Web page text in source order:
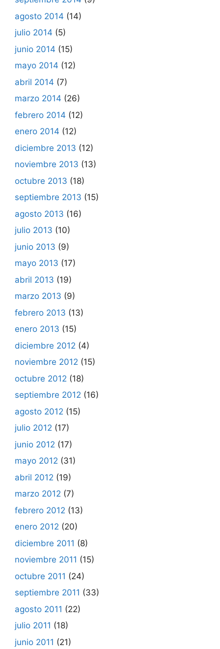
agosto 2014 (14)
julio 2014 (5)
junio 2014 (15)
mayo 2014 (12)
abril 2014 (7)
marzo 2014 (26)
febrero 2014 (12)
enero 2014 (12)
diciembre 2013 (12)
noviembre 2013 (13)
octubre 2013 (18)
septiembre 2013 (15)
agosto 2013 (16)
julio 2013 (10)
junio 2013 (9)
mayo 2013 (17)
abril 2013 (19)
marzo 2013 (9)
febrero 2013 (13)
enero 2013 (15)
diciembre 2012 (4)
noviembre 2012 (15)
octubre 2012 (18)
septiembre 2012 (16)
agosto 2012 (15)
julio 2012 (17)
junio 2012 (17)
mayo 2012 (31)
abril 2012 (19)
marzo 2012 (7)
febrero 2012 (13)
enero 2012 (20)
diciembre 2011 (8)
noviembre 2011 (15)
octubre 2011 (24)
septiembre 2011 (33)
agosto 2011 (22)
julio 2011 (18)
junio 2011 (21)